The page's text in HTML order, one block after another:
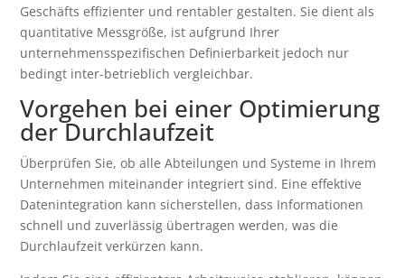
Geschäfts effizienter und rentabler gestalten. Sie dient als
quantitative Messgröße, ist aufgrund Ihrer
unternehmensspezifischen Definierbarkeit jedoch nur
bedingt inter-betrieblich vergleichbar.
Vorgehen bei einer Optimierung
der Durchlaufzeit
Überprüfen Sie, ob alle Abteilungen und Systeme in Ihrem
Unternehmen miteinander integriert sind. Eine effektive
Datenintegration kann sicherstellen, dass Informationen
schnell und zuverlässig übertragen werden, was die
Durchlaufzeit verkürzen kann.